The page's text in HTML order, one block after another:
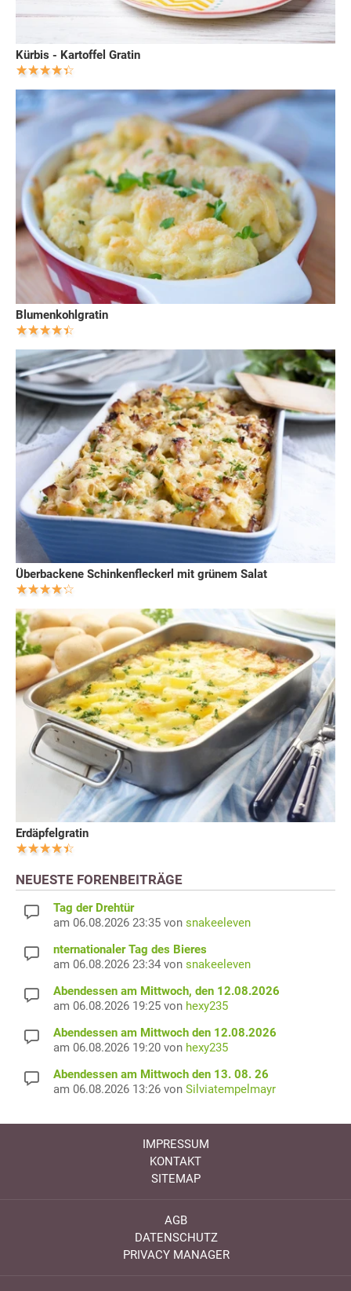
Kürbis - Kartoffel Gratin
Blumenkohlgratin
Überbackene Schinkenfleckerl mit grünem Salat
Erdäpfelgratin
NEUESTE FORENBEITRÄGE
Tag der Drehtür
am 06.08.2026 23:35 von snakeeleven
nternationaler Tag des Bieres
am 06.08.2026 23:34 von snakeeleven
Abendessen am Mittwoch, den 12.08.2026
am 06.08.2026 19:25 von hexy235
Abendessen am Mittwoch den 12.08.2026
am 06.08.2026 19:20 von hexy235
Abendessen am Mittwoch den 13. 08. 26
am 06.08.2026 13:26 von Silviatempelmayr
IMPRESSUM
KONTAKT
SITEMAP
AGB
DATENSCHUTZ
PRIVACY MANAGER